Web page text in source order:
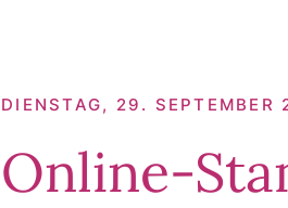
DIENSTAG, 29.
Online-